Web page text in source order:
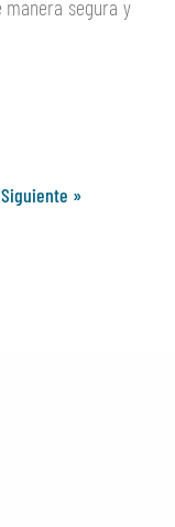
manera segura y
Siguiente »